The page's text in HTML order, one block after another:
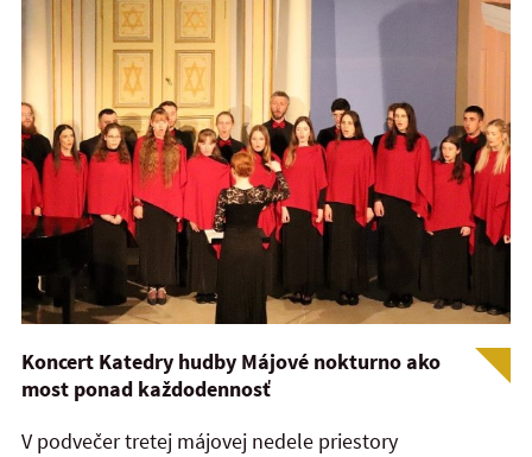
Koncert Katedry hudby Májové nokturno ako
most ponad každodennosť
V podvečer tretej májovej nedele priestory